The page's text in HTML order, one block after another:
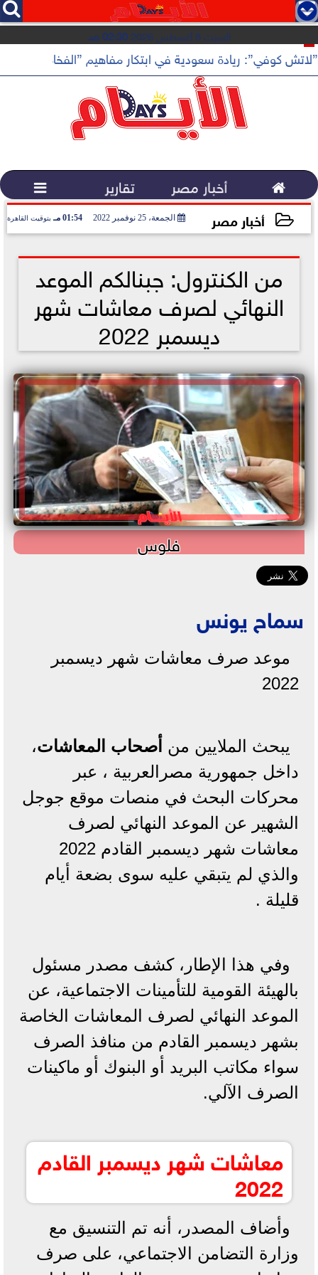
   
السبت 8 أغسطس 2026 02:30 صـ
”لاتش كوفي”: ريادة سعودية في ابتكار مفاهيم ”الفخامة
 أخبار مصر تقارير 
أخبار مصر الجمعة، 25 نوفمبر 2022 01:54 مـ بتوقيت القاهرة
من الكنترول: جبنالكم الموعد
النهائي لصرف معاشات شهر
ديسمبر 2022
فلوس
سماح يونس
موعد صرف معاشات شهر ديسمبر
2022
يبحث الملايين من أصحاب المعاشات،
داخل جمهورية مصرالعربية ، عبر
محركات البحث في منصات موقع جوجل
الشهير عن الموعد النهائي لصرف
معاشات شهر ديسمبر القادم 2022
والذي لم يتبقي عليه سوى بضعة أيام
قليلة .
وفي هذا الإطار، كشف مصدر مسئول
بالهيئة القومية للتأمينات الاجتماعية، عن
الموعد النهائي لصرف المعاشات الخاصة
بشهر ديسمبر القادم من منافذ الصرف
سواء مكاتب البريد أو البنوك أو ماكينات
الصرف الآلي.
معاشات شهر ديسمبر القادم
2022
وأضاف المصدر، أنه تم التنسيق مع
وزارة التضامن الاجتماعي، على صرف